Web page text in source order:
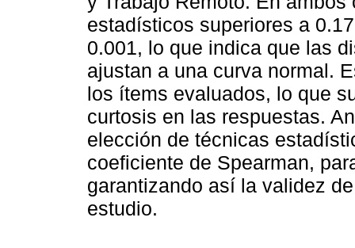
estadísticos superiores a
0.001, lo que indica que las
ajustan a una curva normal.
los ítems evaluados, lo que
curtosis en las respuestas.
elección de técnicas
coeficiente de Spearman,
garantizando así la validez
estudio.